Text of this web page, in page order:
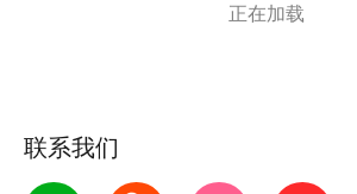
正在加载
联系我们